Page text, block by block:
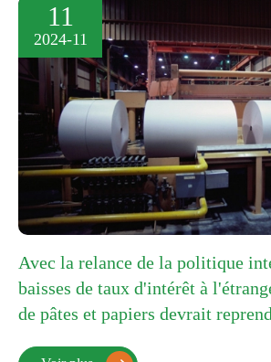
11
2024-11
Avec la relance de la politique
baisses de taux d'intérêt à
de pâtes et papiers devrait